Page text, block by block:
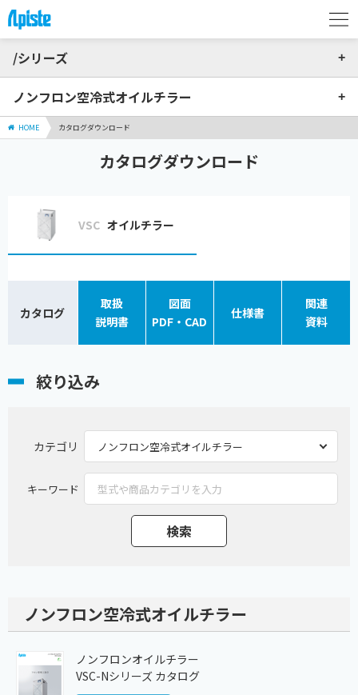
/シリーズ
ノンフロン空冷式オイルチラー
HOME カタログダウンロード
カタログダウンロード
VSC オイルチラー
カタログ
取扱
説明書
図面
PDF・CAD
仕様書
関連
資料
絞り込み
カテゴリ
キーワード
ノンフロン空冷式オイルチラー
ノンフロンオイルチラー
VSC-Nシリーズ カタログ